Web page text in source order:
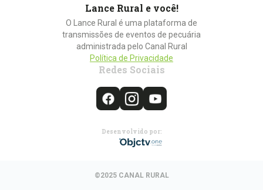
Lance Rural e você!
O Lance Rural é uma plataforma de
transmissões de eventos de pecuária
administrada pelo Canal Rural
Política de Privacidade
Redes Sociais
Desenvolvido por:
©2025 CANAL RURAL